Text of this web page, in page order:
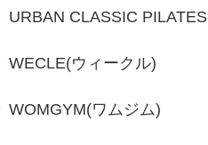
URBAN CLASSIC PILATES
WECLE(ウィークル)
WOMGYM(ワムジム)